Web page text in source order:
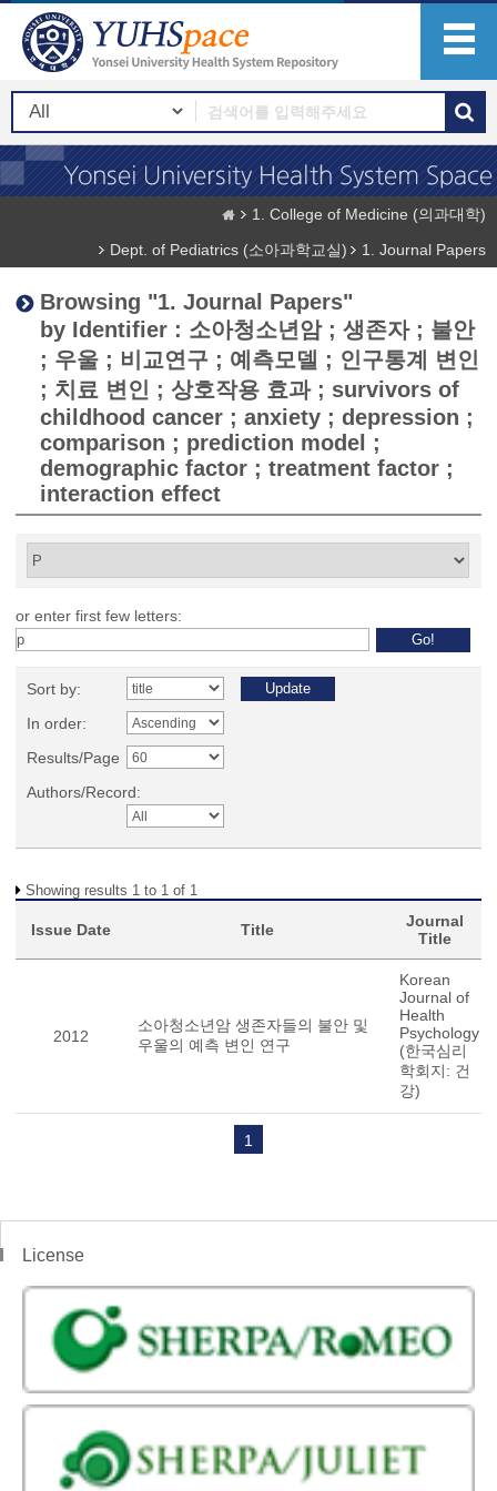
1. College of Medicine (의과대학)
Dept. of Pediatrics (소아과학교실)
1. Journal Papers
Browsing "1. Journal Papers"
by Identifier : 소아청소년암 ; 생존자 ; 불안
; 우울 ; 비교연구 ; 예측모델 ; 인구통계 변인
; 치료 변인 ; 상호작용 효과 ; survivors of
childhood cancer ; anxiety ; depression ;
comparison ; prediction model ;
demographic factor ; treatment factor ;
interaction effect
or enter first few letters:
Sort by:
In order:
Results/Page
Authors/Record:
Showing results 1 to 1 of 1
Issue Date Title
Journal
Title
2012
소아청소년암 생존자들의 불안 및
우울의 예측 변인 연구
Korean
Journal of
Health
Psychology
(한국심리
학회지: 건
강)
1
License